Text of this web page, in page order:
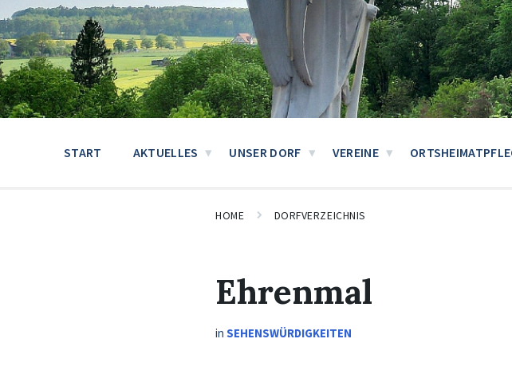
START AKTUELLES UNSER DORF VEREINE
HOME DORFVERZEICHNIS
Ehrenmal
inSEHENSWÜRDIGKEITEN